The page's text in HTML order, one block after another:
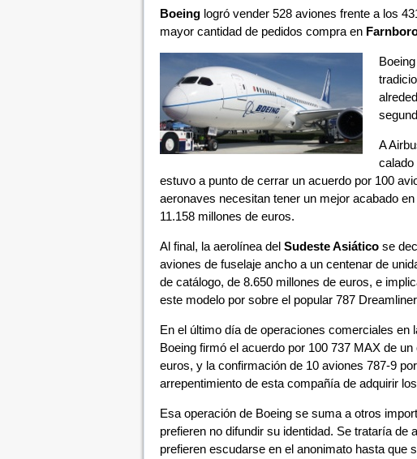
Boeinglogró vender 528 aviones frente a los
mayor cantidad de pedidos compra en
A
calado
estuvo a punto de cerrar un acuerdo por 100
aeronaves necesitan tener un mejor acabado
11.158 millones de euros.
Al final, la aerolínea del Sudeste Asiáticose
aviones de fuselaje ancho a un centenar de
de catálogo, de 8.650 millones de euros, e
este modelo por sobre el popular 787
En el último día de operaciones comerciales en
Boeing firmó el acuerdo por 100 737 MAX de
euros, y la confirmación de 10 aviones 787-9
arrepentimiento de esta compañía de adquirir
Esa operación de Boeing se suma a otros
prefieren no difundir su identidad. Se trataría
prefieren escudarse en el anonimato hasta